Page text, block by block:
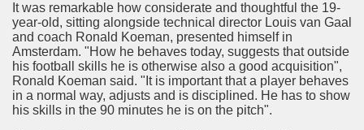
It was remarkable how considerate and thoughtful the 19-
year-old, sitting alongside technical director Louis van Gaal
and coach Ronald Koeman, presented himself in
Amsterdam. "How he behaves today, suggests that outside
his football skills he is otherwise also a good acquisition",
Ronald Koeman said. "It is important that a player behaves
in a normal way, adjusts and is disciplined. He has to show
his skills in the 90 minutes he is on the pitch".